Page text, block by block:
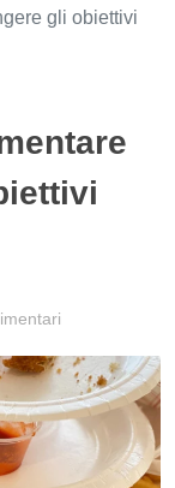
gli obiettivi